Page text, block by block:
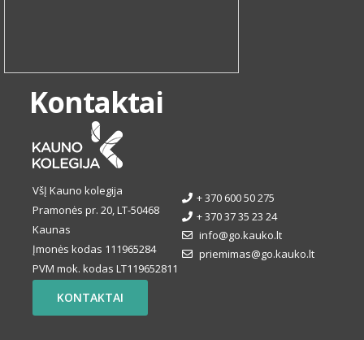
Kontaktai
VšĮ Kauno kolegija
Pramonės pr. 20, LT-50468
Kaunas
Įmonės kodas 111965284
PVM mok. kodas LT119652811
+ 370 600 50 275
+ 370 37 35 23 24
info@go.kauko.lt
priemimas@go.kauko.lt
KONTAKTAI